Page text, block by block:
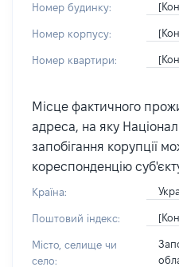
Номер будинку:
Номер корпусу:
Номер квартири:
Місце фактичного
адреса, на яку
запобігання корупції
кореспонденцію
Країна:
Поштовий індекс:
Місто, селище чи
село: